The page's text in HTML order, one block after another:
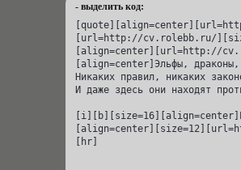
- выделить код:
[url=http://cv.rolebb.ru/
[align=center][url=http://
[align=center]Эльфы, драконы,
Никаких правил, никаких
И даже здесь они находят
[hr]